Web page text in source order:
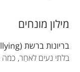
מילון מונחים
בריונות ברשת (Cyberbullying)
בלתי נעים לאחֵר,